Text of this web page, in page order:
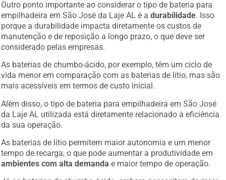
empilhadeira em São José da Laje AL é adurabilidade . Isso
porque a durabilidade impacta diretamente os custos de
manutenção e de reposição a longo prazo, o que deve ser
considerado pelas empresas.
vida menor em comparação com as baterias de lítio, mas são
mais acessíveis em termos de custo inicial.
da Laje AL utilizada está diretamente relacionado à eficiência
da sua operação.
tempo de recarga, o que pode aumentar a produtividade em
ambientes com alta demandae maior tempo de operação.